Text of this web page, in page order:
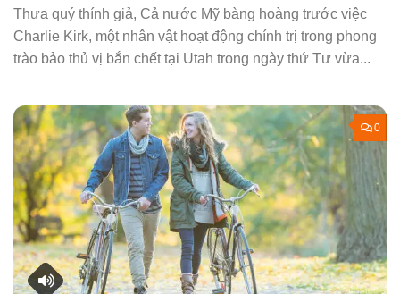
Thưa quý thính giả, Cả nước Mỹ bàng hoàng trước việc
Charlie Kirk, một nhân vật hoạt động chính trị trong phong
trào bảo thủ vị bắn chết tại Utah trong ngày thứ Tư vừa...
0